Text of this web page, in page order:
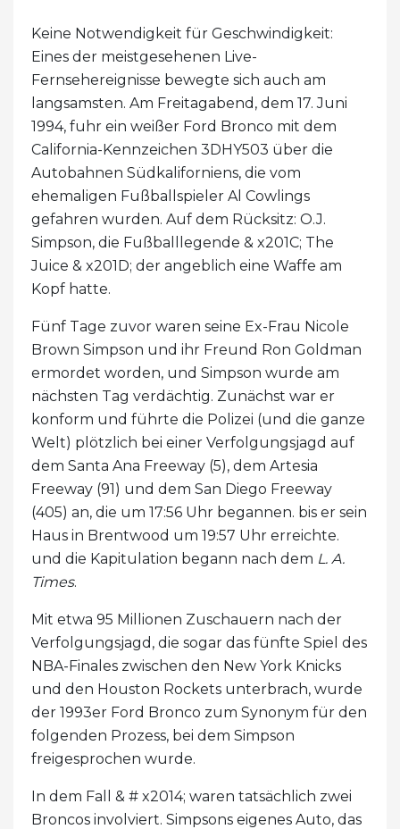
Keine Notwendigkeit für Geschwindigkeit:
Eines der meistgesehenen Live-
Fernsehereignisse bewegte sich auch am
langsamsten. Am Freitagabend, dem 17. Juni
1994, fuhr ein weißer Ford Bronco mit dem
California-Kennzeichen 3DHY503 über die
Autobahnen Südkaliforniens, die vom
ehemaligen Fußballspieler Al Cowlings
gefahren wurden. Auf dem Rücksitz: O.J.
Simpson, die Fußballlegende & x201C; The
Juice & x201D; der angeblich eine Waffe am
Kopf hatte.
Fünf Tage zuvor waren seine Ex-Frau Nicole
Brown Simpson und ihr Freund Ron Goldman
ermordet worden, und Simpson wurde am
nächsten Tag verdächtig. Zunächst war er
konform und führte die Polizei (und die ganze
Welt) plötzlich bei einer Verfolgungsjagd auf
dem Santa Ana Freeway (5), dem Artesia
Freeway (91) und dem San Diego Freeway
(405) an, die um 17:56 Uhr begannen. bis er sein
Haus in Brentwood um 19:57 Uhr erreichte.
und die Kapitulation begann nach dem L. A.
Times.
Mit etwa 95 Millionen Zuschauern nach der
Verfolgungsjagd, die sogar das fünfte Spiel des
NBA-Finales zwischen den New York Knicks
und den Houston Rockets unterbrach, wurde
der 1993er Ford Bronco zum Synonym für den
folgenden Prozess, bei dem Simpson
freigesprochen wurde.
In dem Fall & # x2014; waren tatsächlich zwei
Broncos involviert. Simpsons eigenes Auto, das